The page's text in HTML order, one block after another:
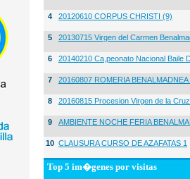
4 20120610 CORPUS CHRISTI (9)
5 20130715 Virgen del Carmen
6 20140210 Ca,peonato Nacional Baile
7 20160807 ROMERIA
8 20160815 Procesion Virgen de la
9 AMBIENTE NOCHE FERIA
10 CLAUSURA CURSO DE AZAFATAS 1
Top 5 im�genes por visitas